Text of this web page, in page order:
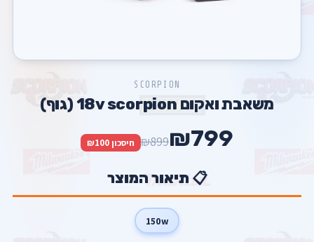
SCORPION
משאבת ואקום 18v scorpion (גוף)
₪799
₪899 חיסכון ₪100
📋 תיאור המוצר
150w